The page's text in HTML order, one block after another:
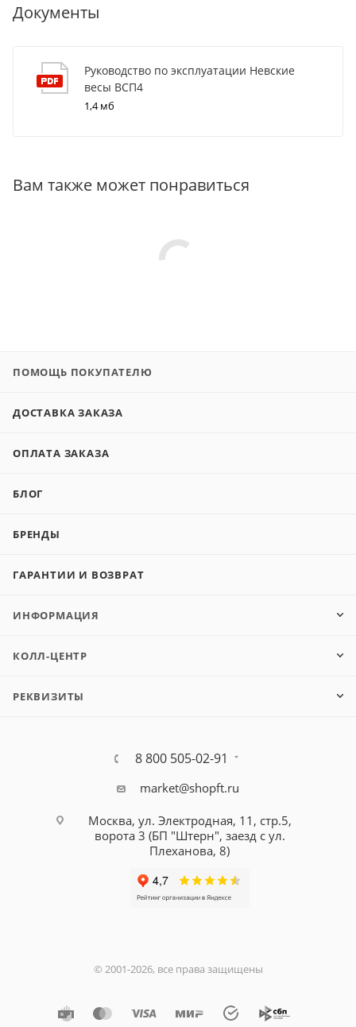
Документы
Руководство по эксплуатации Невские
весы ВСП4
1,4 мб
Вам также может понравиться
ПОМОЩЬ ПОКУПАТЕЛЮ
ДОСТАВКА ЗАКАЗА
ОПЛАТА ЗАКАЗА
БЛОГ
БРЕНДЫ
ГАРАНТИИ И ВОЗВРАТ
ИНФОРМАЦИЯ
КОЛЛ-ЦЕНТР
РЕКВИЗИТЫ
8 800 505-02-91
market@shopft.ru
Москва, ул. Электродная, 11, стр.5,
ворота 3 (БП "Штерн", заезд с ул.
Плеханова, 8)
© 2001-2026, все права защищены